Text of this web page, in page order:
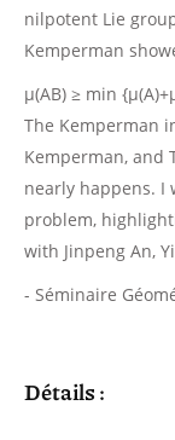
nilpotent Lie
Kemperman
μ(AB) ≥ min
The Kemperman
Kemperman, and
nearly happens. I
problem,
with Jinpeng An,
- Séminaire
Détails :